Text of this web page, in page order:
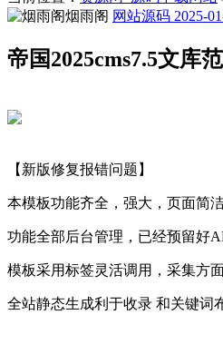
烟雨阁 网站源码 2025-
帝国2025cms7.5文库
【新版修复报错问题】
本模板功能齐全，强大，页面简
功能全部后台管理，已经预留好
模板采用标签灵活调用，采集方
全站静态生成利于收录 和关键词